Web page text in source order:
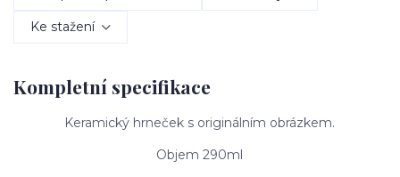
Ke stažení
Kompletní specifikace
Keramický hrneček s originálním obrázkem.
Objem 290ml